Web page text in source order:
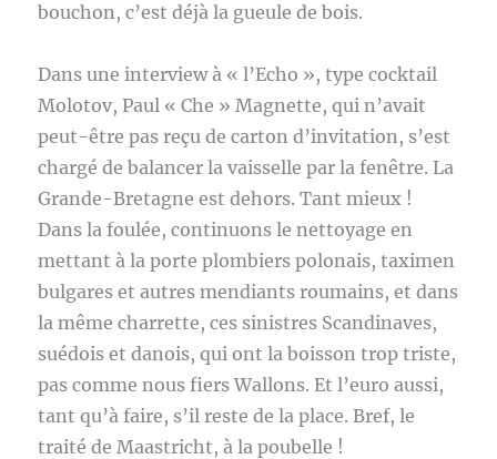
bouchon, c’est déjà la gueule de bois.
Dans une interview à « l’Echo », type cocktail
Molotov, Paul « Che » Magnette, qui n’avait
peut-être pas reçu de carton d’invitation, s’est
chargé de balancer la vaisselle par la fenêtre. La
Grande-Bretagne est dehors. Tant mieux !
Dans la foulée, continuons le nettoyage en
mettant à la porte plombiers polonais, taximen
bulgares et autres mendiants roumains, et dans
la même charrette, ces sinistres Scandinaves,
suédois et danois, qui ont la boisson trop triste,
pas comme nous fiers Wallons. Et l’euro aussi,
tant qu’à faire, s’il reste de la place. Bref, le
traité de Maastricht, à la poubelle !